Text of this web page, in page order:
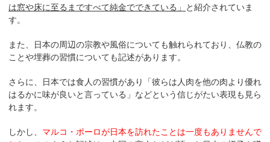
は窓や床に至るまですべて純金でできている」
と紹介されていま
す。
また、日本の周辺の宗教や風俗についても触れられており、仏教の
ことや埋葬の習慣についても記述があります。
さらに、日本では食人の習慣があり「彼らは人肉を他の肉より優れ
はるかに味が良いと言っている」などという信じがたい表現も見ら
れます。
しかし、 マルコ・ポーロが日本を訪れたことは一度もありませんで